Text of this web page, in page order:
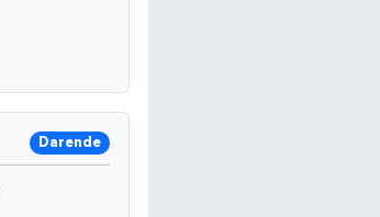
Darende